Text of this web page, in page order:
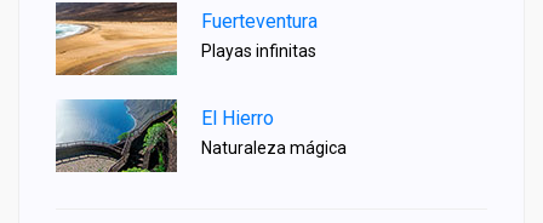
Fuerteventura
Playas infinitas
El Hierro
Naturaleza mágica